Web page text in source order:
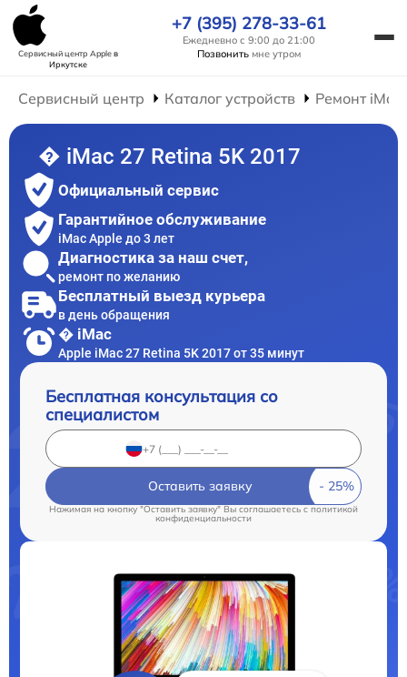
Сервисный центр Appleв
Иркутске
+7 (395) 278-33-61
Ежедневно с 9:00 до 21:00
Позвонить мне утром
Сервисный центр Каталог устройств Ремонт iMac
� iMac 27 Retina 5K 2017
Официальный сервис
Гарантийное обслуживание
iMac Apple до 3 лет
Диагностика за наш счет,
ремонт по желанию
Бесплатный выезд курьера
в день обращения
� iMac
Apple iMac 27 Retina 5K 2017 от 35 минут
Бесплатная консультация со
специалистом
Оставить заявку
Нажимая на кнопку "Оставить заявку" Вы соглашаетесь cполитикой
конфиденциальности